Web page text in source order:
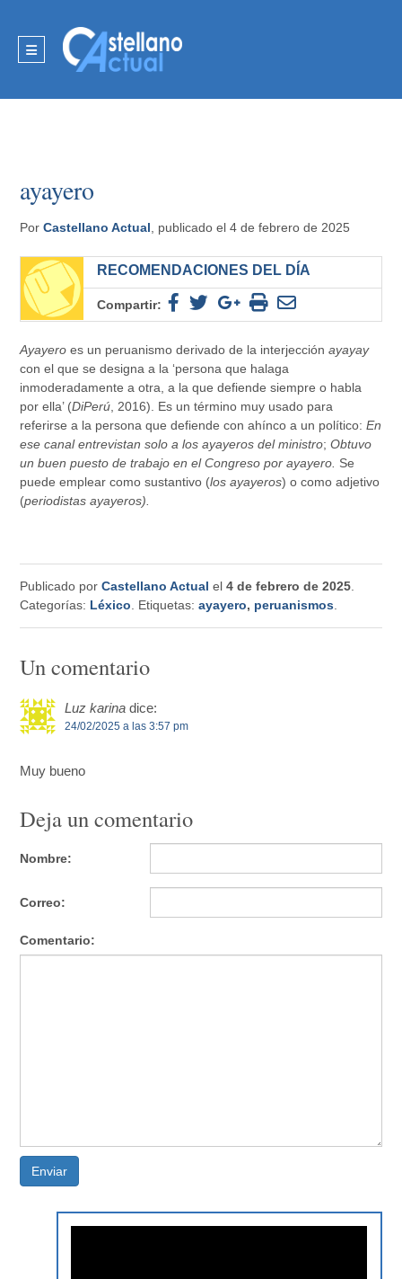
ayayero
PorCastellano Actual , publicado el 4 de febrero de 2025
RECOMENDACIONES DEL DÍA
Compartir:
Ayayero es un peruanismo derivado de la interjecciónayayay
con el que se designa a la ‘persona que halaga
inmoderadamente a otra, a la que defiende siempre o habla
por ella’ (DiPerú , 2016). Es un término muy usado para
referirse a la persona que defiende con ahínco a un político:En
ese canal entrevistan solo a los ayayeros del ministro;Obtuvo
un buen puesto de trabajo en el Congreso por ayayero. Se
puede emplear como sustantivo (los ayayeros) o como adjetivo
(periodistas ayayeros).
Publicado porCastellano Actual el4 de febrero de 2025
Categorías: Léxico . Etiquetas:ayayero, peruanismos
Un comentario
Luz karina dice:
24/02/2025 a las 3:57 pm
Muy bueno
Deja un comentario
Nombre:
Correo:
Comentario:
Enviar